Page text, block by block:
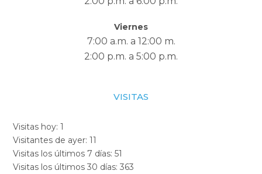
Viernes
7:00 a.m. a 12:00 m.
2:00 p.m. a 5:00 p.m.
VISITAS
Visitas hoy:1
Visitantes de ayer:11
Visitas los últimos 7 días:51
Visitas los últimos 30 días:363